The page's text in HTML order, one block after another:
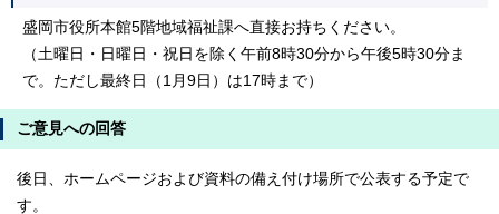
盛岡市役所本館5階地域福祉課へ直接お持ちください。
（土曜日・日曜日・祝日を除く午前8時30分から午後5時30分ま
で。ただし最終日（1月9日）は17時まで）
ご意見への回答
後日、ホームページおよび資料の備え付け場所で公表する予定で
す。